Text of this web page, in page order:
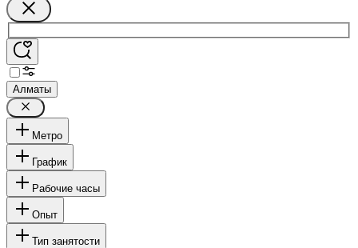
Алматы
Метро
График
Рабочие часы
Опыт
Тип занятости